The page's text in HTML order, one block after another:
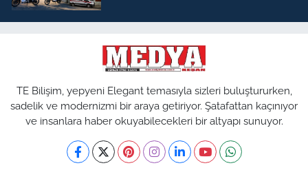
TE Bilişim, yepyeni Elegant temasıyla sizleri buluştururken,
sadelik ve modernizmi bir araya getiriyor. Şatafattan kaçınıyor
ve insanlara haber okuyabilecekleri bir altyapı sunuyor.